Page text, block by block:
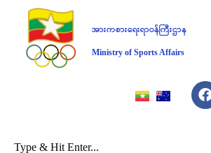
အားကစားရေးရာဝန်ကြီးဌာန
Ministry of Sports Affairs